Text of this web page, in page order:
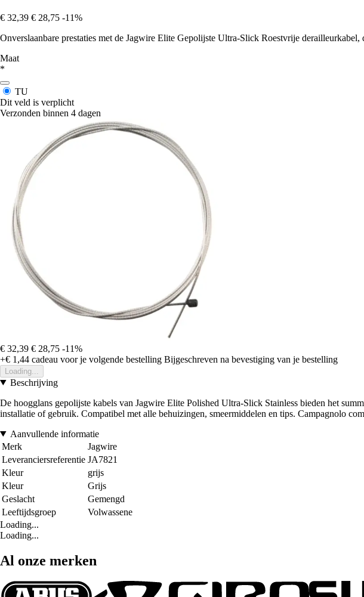
€ 32,39 € 28,75 -11%
Onverslaanbare prestaties met de Jagwire Elite Gepolijste Ultra-Slick Roestvrije
Maat
*
TU
Dit veld is verplicht
Verzonden binnen 4 dagen
€ 32,39 € 28,75 -11%
+€ 1,44 cadeau voor je volgende bestelling Bijgeschreven na bevestiging van je bestelling
Loading...
Beschrijving
De hoogglans gepolijste kabels van Jagwire Elite Polished Ultra-Slick Stainless bieden het
installatie of gebruik. Compatibel met alle behuizingen, smeermiddelen en tips. Campagnolo
Aanvullende informatie
Merk
Jagwire
Leveranciersreferentie JA7821
Kleur
grijs
Kleur
Grijs
Geslacht
Gemengd
Leeftijdsgroep
Volwassene
Loading...
Loading...
Al onze merken